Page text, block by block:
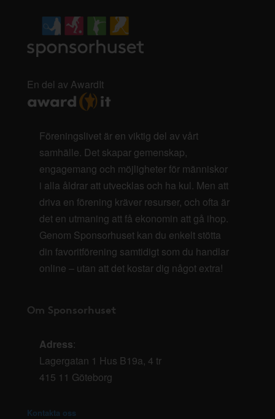
En del av AwardIt
Föreningslivet är en viktig del av vårt
samhälle. Det skapar gemenskap,
engagemang och möjligheter för människor
i alla åldrar att utvecklas och ha kul. Men att
driva en förening kräver resurser, och ofta är
det en utmaning att få ekonomin att gå ihop.
Genom Sponsorhuset kan du enkelt stötta
din favoritförening samtidigt som du handlar
online – utan att det kostar dig något extra!
Om Sponsorhuset
Adress:
Lagergatan 1 Hus B19a, 4 tr
415 11 Göteborg
Kontakta oss